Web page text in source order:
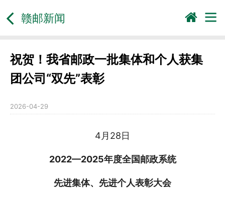
赣邮新闻
祝贺！我省邮政一批集体和个人获集
团公司“双先”表彰
2026-04-29
4月28日
2022—2025年度全国邮政系统
先进集体、先进个人表彰大会